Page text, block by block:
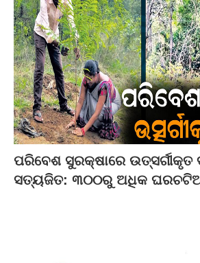
ପରିବେଶ ସୁରକ୍ଷାରେ ଉତ୍ସର୍ଗୀକୃତ
ସତ୍ୟଜିତ: ୩୦୦ରୁ ଅଧିକ